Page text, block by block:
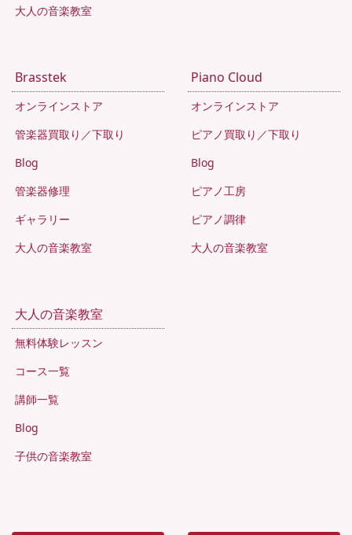
大人の音楽教室
Brasstek
オンラインストア
管楽器買取り／下取り
Blog
管楽器修理
ギャラリー
大人の音楽教室
Piano Cloud
オンラインストア
ピアノ買取り／下取り
Blog
ピアノ工房
ピアノ調律
大人の音楽教室
大人の音楽教室
無料体験レッスン
コース一覧
講師一覧
Blog
子供の音楽教室